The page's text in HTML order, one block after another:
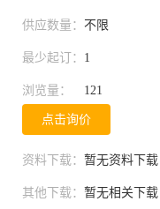
供应数量： 不限
最少起订： 1
浏览量： 121
点击询价
资料下载： 暂无资料下载
其他下载： 暂无相关下载